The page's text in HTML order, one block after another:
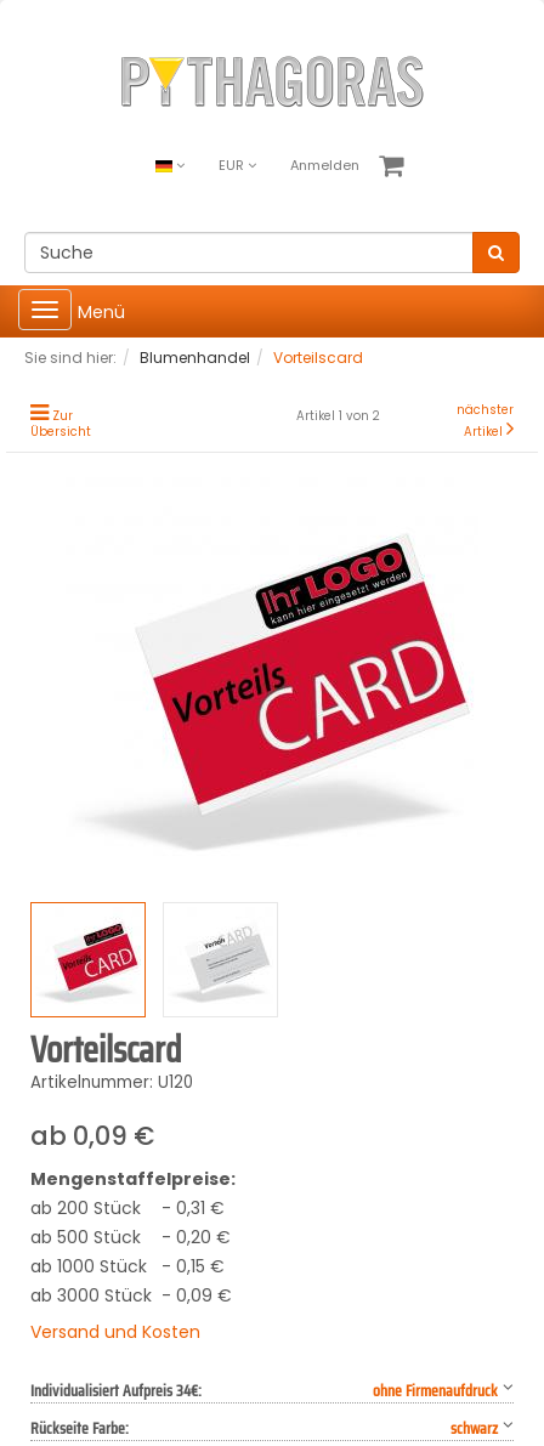
EUR Anmelden
Toggle
navigation
Menü
Sie sind hier: Blumenhandel Vorteilscard
Zur
Übersicht
Artikel 1 von 2
nächster
Artikel
Vorteilscard
Artikelnummer: U120
ab 0,09 €
Mengenstaffelpreise:
ab 200 Stück
- 0,31 €
ab 500 Stück
- 0,20 €
ab 1000 Stück
- 0,15 €
ab 3000 Stück - 0,09 €
Versand und Kosten
Individualisiert Aufpreis 34€:
ohne Firmenaufdruck
Rückseite Farbe:
schwarz